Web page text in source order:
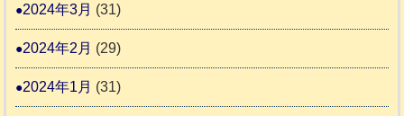
2024年3月 (31)
2024年2月 (29)
2024年1月 (31)